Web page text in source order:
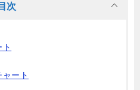
目次
ート